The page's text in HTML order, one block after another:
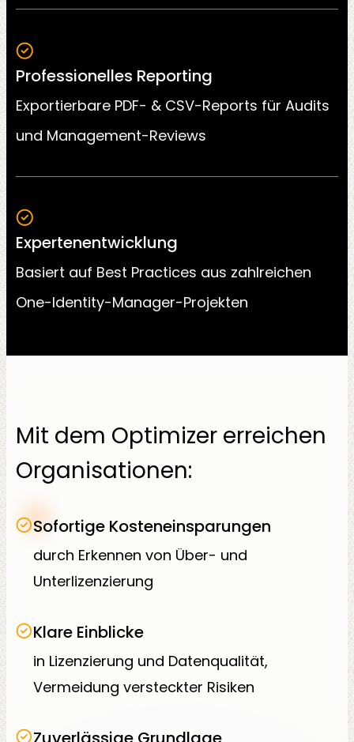
Professionelles Reporting
Exportierbare PDF- & CSV-Reports für Audits
und Management-Reviews
Expertenentwicklung
Basiert auf Best Practices aus zahlreichen
One-Identity-Manager-Projekten
Mit dem Optimizer erreichen
Organisationen:
Sofortige Kosteneinsparungen
durch Erkennen von Über- und
Unterlizenzierung
Klare Einblicke
in Lizenzierung und Datenqualität,
Vermeidung versteckter Risiken